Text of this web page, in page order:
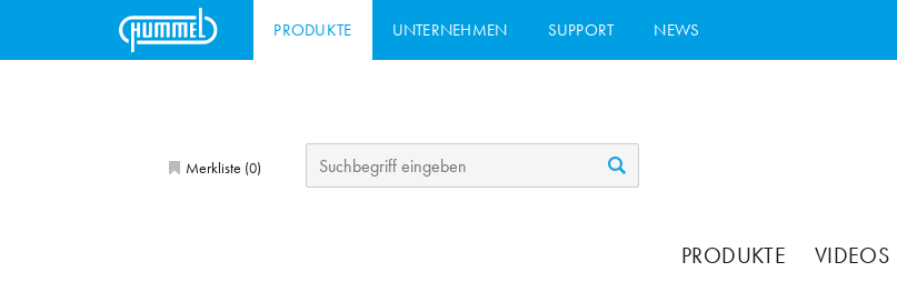
PRODUKTE UNTERNEHMEN SUPPORT NEWS
Merkliste (0)
PRODUKTE VIDEOS